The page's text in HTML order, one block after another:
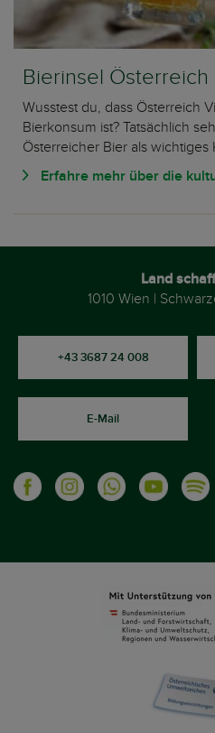
Bierinsel Österreich
Wusstest du, dass Österreich
Bierkonsum ist? Tatsächlich
Österreicher Bier als wichtiges
Erfahre mehr über die
Land
1010 Wien |
+43 3687 24 008
E-Mail